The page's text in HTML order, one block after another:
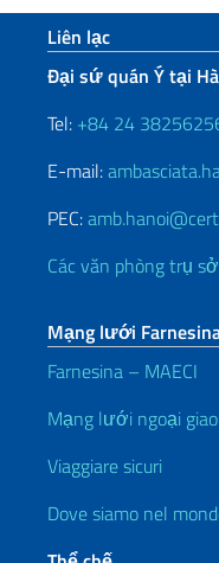
Sezione
Liên lạc
Đại sứ quán Ý tại
Tel: +84 24
E-mail:
PEC:
Các văn phòng trụ
Mạng lưới
Farnesina – MAECI
Mạng lưới ngoại giao
Viaggiare sicuri
Dove siamo nel